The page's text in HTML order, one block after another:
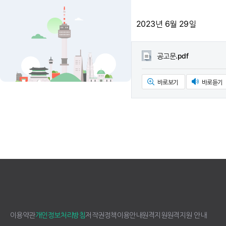
2023년 6월 29일
공고문.pdf
바로보기 바로듣기
이용약관개인정보처리방침저작권정책이용안내원격지원원격지원 안내